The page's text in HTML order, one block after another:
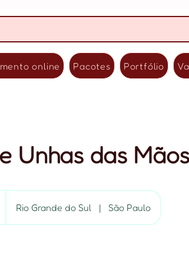
online Pacotes Portfólio
Unhas das Mãos
Rio Grande do Sul | São Paulo